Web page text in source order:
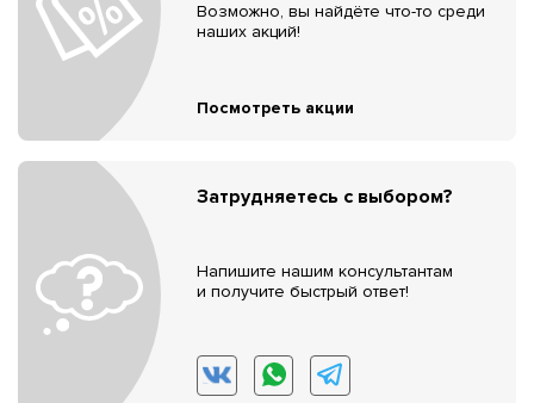
Возможно, вы найдёте что-то среди
наших акций!
Посмотреть акции
Затрудняетесь с выбором?
Напишите нашим консультантам
и получите быстрый ответ!